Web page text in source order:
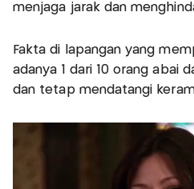
menjaga jarak dan
Fakta di lapangan yang
adanya 1 dari 10 orang abai
dan tetap mendatangi